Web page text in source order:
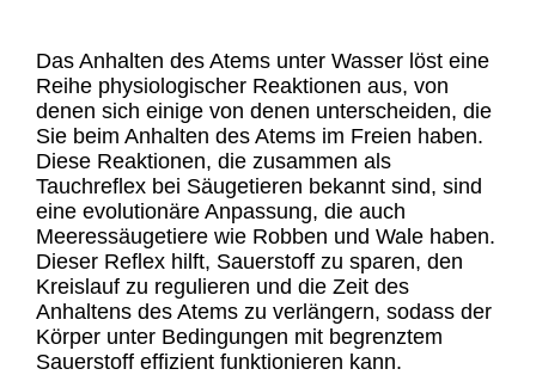
Das Anhalten des Atems unter Wasser löst eine
Reihe physiologischer Reaktionen aus, von
denen sich einige von denen unterscheiden, die
Sie beim Anhalten des Atems im Freien haben.
Diese Reaktionen, die zusammen als
Tauchreflex bei Säugetieren bekannt sind, sind
eine evolutionäre Anpassung, die auch
Meeressäugetiere wie Robben und Wale haben.
Dieser Reflex hilft, Sauerstoff zu sparen, den
Kreislauf zu regulieren und die Zeit des
Anhaltens des Atems zu verlängern, sodass der
Körper unter Bedingungen mit begrenztem
Sauerstoff effizient funktionieren kann.